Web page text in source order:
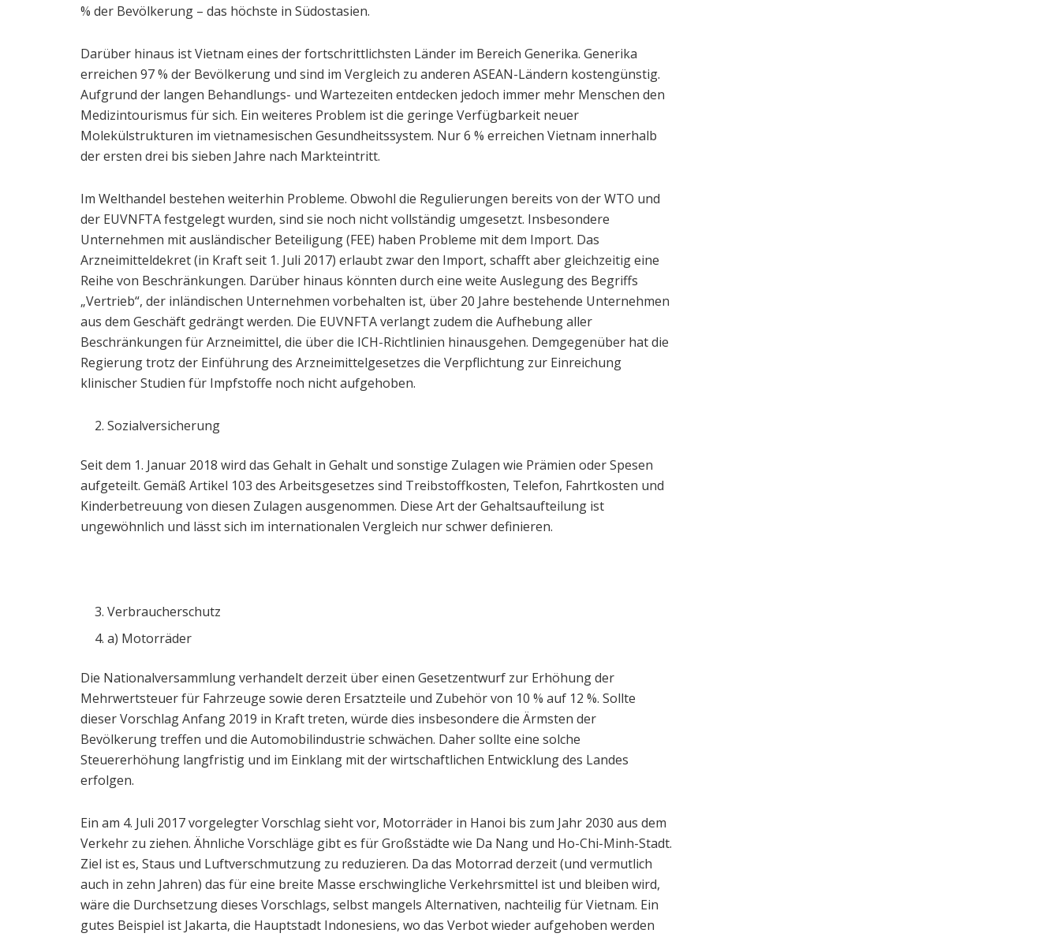
% der Bevölkerung – das höchste in Südostasien.
Darüber hinaus ist Vietnam eines der fortschrittlichsten Länder im Bereich Generika. Generika
erreichen 97 % der Bevölkerung und sind im Vergleich zu anderen ASEAN-Ländern kostengünstig.
Aufgrund der langen Behandlungs- und Wartezeiten entdecken jedoch immer mehr Menschen den
Medizintourismus für sich. Ein weiteres Problem ist die geringe Verfügbarkeit neuer
Molekülstrukturen im vietnamesischen Gesundheitssystem. Nur 6 % erreichen Vietnam innerhalb
der ersten drei bis sieben Jahre nach Markteintritt.
Im Welthandel bestehen weiterhin Probleme. Obwohl die Regulierungen bereits von der WTO und
der EUVNFTA festgelegt wurden, sind sie noch nicht vollständig umgesetzt. Insbesondere
Unternehmen mit ausländischer Beteiligung (FEE) haben Probleme mit dem Import. Das
Arzneimitteldekret (in Kraft seit 1. Juli 2017) erlaubt zwar den Import, schafft aber gleichzeitig eine
Reihe von Beschränkungen. Darüber hinaus könnten durch eine weite Auslegung des Begriffs
„Vertrieb“, der inländischen Unternehmen vorbehalten ist, über 20 Jahre bestehende Unternehmen
aus dem Geschäft gedrängt werden. Die EUVNFTA verlangt zudem die Aufhebung aller
Beschränkungen für Arzneimittel, die über die ICH-Richtlinien hinausgehen. Demgegenüber hat die
Regierung trotz der Einführung des Arzneimittelgesetzes die Verpflichtung zur Einreichung
klinischer Studien für Impfstoffe noch nicht aufgehoben.
Sozialversicherung
Seit dem 1. Januar 2018 wird das Gehalt in Gehalt und sonstige Zulagen wie Prämien oder Spesen
aufgeteilt. Gemäß Artikel 103 des Arbeitsgesetzes sind Treibstoffkosten, Telefon, Fahrtkosten und
Kinderbetreuung von diesen Zulagen ausgenommen. Diese Art der Gehaltsaufteilung ist
ungewöhnlich und lässt sich im internationalen Vergleich nur schwer definieren.
Verbraucherschutz
a) Motorräder
Die Nationalversammlung verhandelt derzeit über einen Gesetzentwurf zur Erhöhung der
Mehrwertsteuer für Fahrzeuge sowie deren Ersatzteile und Zubehör von 10 % auf 12 %. Sollte
dieser Vorschlag Anfang 2019 in Kraft treten, würde dies insbesondere die Ärmsten der
Bevölkerung treffen und die Automobilindustrie schwächen. Daher sollte eine solche
Steuererhöhung langfristig und im Einklang mit der wirtschaftlichen Entwicklung des Landes
erfolgen.
Ein am 4. Juli 2017 vorgelegter Vorschlag sieht vor, Motorräder in Hanoi bis zum Jahr 2030 aus dem
Verkehr zu ziehen. Ähnliche Vorschläge gibt es für Großstädte wie Da Nang und Ho-Chi-Minh-Stadt.
Ziel ist es, Staus und Luftverschmutzung zu reduzieren. Da das Motorrad derzeit (und vermutlich
auch in zehn Jahren) das für eine breite Masse erschwingliche Verkehrsmittel ist und bleiben wird,
wäre die Durchsetzung dieses Vorschlags, selbst mangels Alternativen, nachteilig für Vietnam. Ein
gutes Beispiel ist Jakarta, die Hauptstadt Indonesiens, wo das Verbot wieder aufgehoben werden